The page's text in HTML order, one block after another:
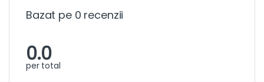
Bazat pe 0 recenzii
0.0
per total